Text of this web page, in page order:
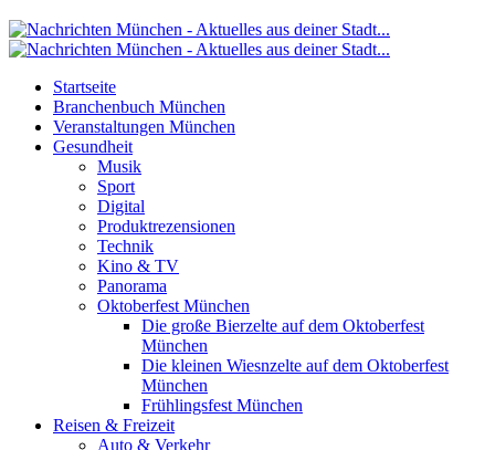
Startseite
Branchenbuch München
Veranstaltungen München
Gesundheit
Musik
Sport
Digital
Produktrezensionen
Technik
Kino & TV
Panorama
Oktoberfest München
Die große Bierzelte auf dem Oktoberfest
München
Die kleinen Wiesnzelte auf dem Oktoberfest
München
Frühlingsfest München
Reisen & Freizeit
Auto & Verkehr